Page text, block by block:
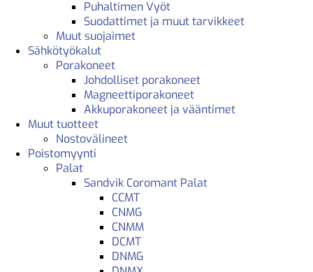
Puhaltimen Vyöt
Suodattimet ja muut tarvikkeet
Muut suojaimet
Sähkötyökalut
Porakoneet
Johdolliset porakoneet
Magneettiporakoneet
Akkuporakoneet ja vääntimet
Muut tuotteet
Nostovälineet
Poistomyynti
Palat
Sandvik Coromant Palat
CCMT
CNMG
CNMM
DCMT
DNMG